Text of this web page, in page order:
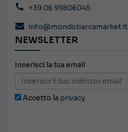
+39 06 99806045
info@mondobarcamarket.it
NEWSLETTER
Inserisci la tua email
Accetto la privacy